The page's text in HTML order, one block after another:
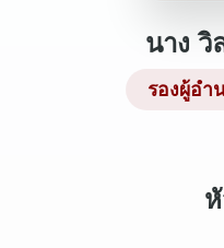
นาง วิ
รองผู้อำ